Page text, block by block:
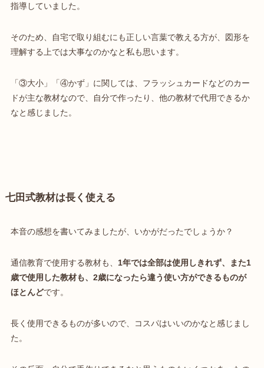
指導していました。
そのため、自宅で取り組むにも正しい言葉で教える方が、図形を
理解する上では大事なのかなと私も思います。
「③大小」「④かず」に関しては、フラッシュカードなどのカー
ドが主な教材なので、自分で作ったり、他の教材で代用できるか
なと感じました。
七田式教材は長く使える
本音の感想を書いてみましたが、いかがだったでしょうか？
通信教育で使用する教材も、 1年では全部は使用しきれず、また1
歳で使用した教材も、2歳になったら違う使い方ができるものが
ほとんどです。
長く使用できるものが多いので、コスパはいいのかなと感じまし
た。